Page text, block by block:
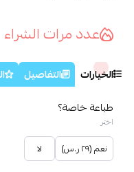
عدد مرات الشراء
الخيارات التفاصيل
طباعة خاصة؟
اختر
نعم (٢٩ ر.س) لا